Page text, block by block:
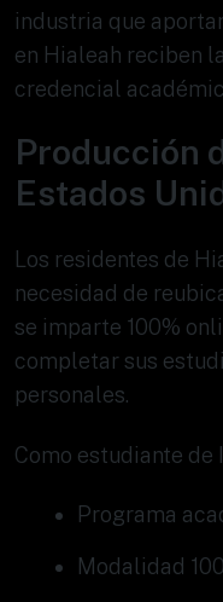
industria que
en Hialeah reciben
credencial
Producción
Estados
Los residentes de
necesidad de
se imparte 100%
completar sus
personales.
Como estudiante de
Programa
Modalidad